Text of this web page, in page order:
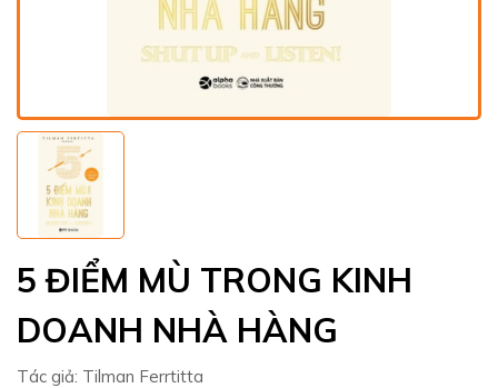
5 ĐIỂM MÙ TRONG KINH
DOANH NHÀ HÀNG
Tác giả: Tilman Ferrtitta